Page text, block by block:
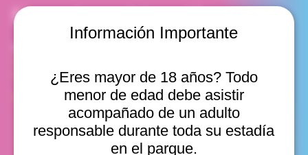
Información Importante
¿Eres mayor de 18 años? Todo
menor de edad debe asistir
acompañado de un adulto
responsable durante toda su estadía
en el parque.
Horario y ubicación
Valparaíso, Chile
Otras fechas
dom, 09 ago, 10:00 a. m.
dom, 09 ago, 11:00 a. m.
dom, 09 ago, 12:00 p. m.